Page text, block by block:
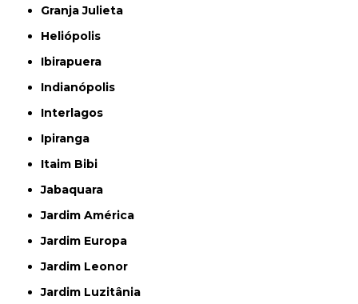
Granja Julieta
Heliópolis
Ibirapuera
Indianópolis
Interlagos
Ipiranga
Itaim Bibi
Jabaquara
Jardim América
Jardim Europa
Jardim Leonor
Jardim Luzitânia